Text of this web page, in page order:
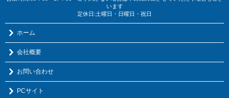
います
定休日:土曜日・日曜日・祝日
ホーム
会社概要
お問い合わせ
PCサイト